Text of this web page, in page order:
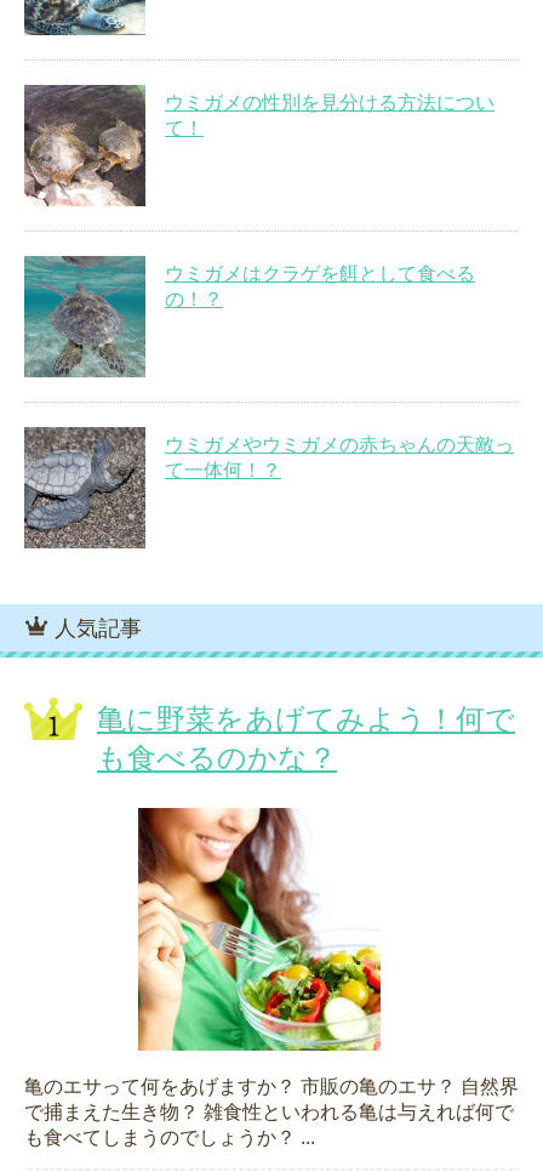
ウミガメの性別を見分ける方法につい
て！
ウミガメはクラゲを餌として食べる
の！？
ウミガメやウミガメの赤ちゃんの天敵っ
て一体何！？
人気記事
亀に野菜をあげてみよう！何で
も食べるのかな？
亀のエサって何をあげますか？ 市販の亀のエサ？ 自然界
で捕まえた生き物？ 雑食性といわれる亀は与えれば何で
も食べてしまうのでしょうか？ ...